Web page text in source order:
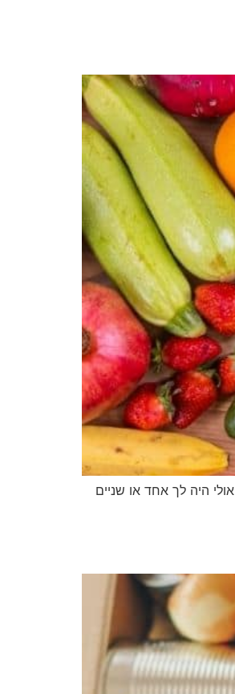
היה לך אחד או שניים